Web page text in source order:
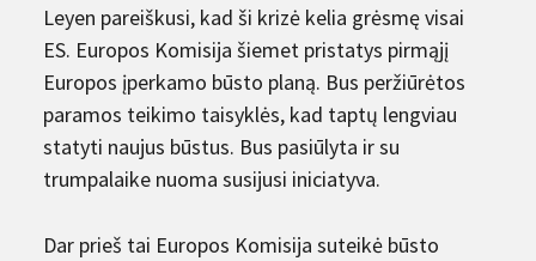
Leyen pareiškusi, kad ši krizė kelia grėsmę visai
ES. Europos Komisija šiemet pristatys pirmąjį
Europos įperkamo būsto planą. Bus peržiūrėtos
paramos teikimo taisyklės, kad taptų lengviau
statyti naujus būstus. Bus pasiūlyta ir su
trumpalaike nuoma susijusi iniciatyva.
Dar prieš tai Europos Komisija suteikė būsto